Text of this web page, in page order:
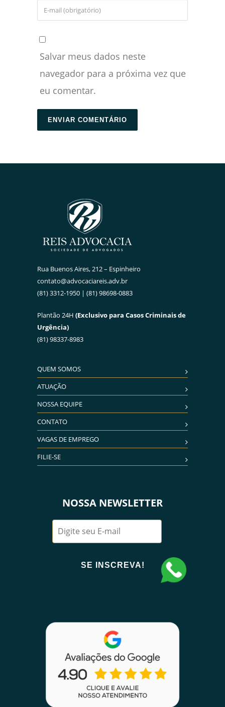
Salvar meus dados neste
navegador para a próxima vez que
eu comentar.
Rua Buenos Aires, 212 – Espinheiro
contato@advocaciareis.adv.br
(81) 3312-1950 | (81) 98698-0883
Plantão 24H (Exclusivo para Casos Criminais de
Urgência)
(81) 98337-8983
QUEM SOMOS
ATUAÇÃO
NOSSA EQUIPE
CONTATO
VAGAS DE EMPREGO
FILIE-SE
NOSSA NEWSLETTER